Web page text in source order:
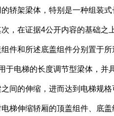
轿架梁体，特别是一种组装
，在证据4公开内容的基础
件和所述底盖组件分别置于
于电梯的长度调节型梁体，
间的伸缩，进而达到电梯规
梯伸缩轿厢的顶盖组件、底